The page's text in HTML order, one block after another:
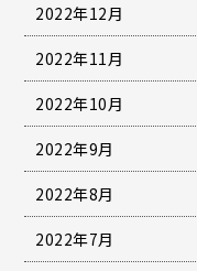
2022年12月
2022年11月
2022年10月
2022年9月
2022年8月
2022年7月